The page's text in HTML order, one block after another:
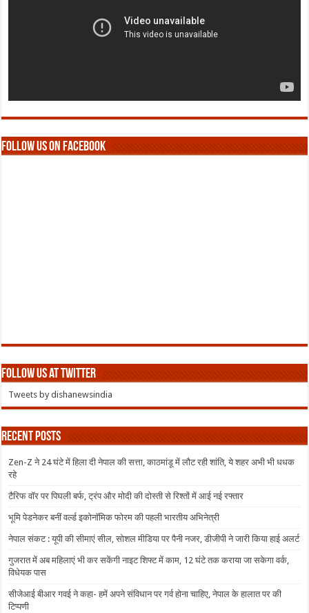
Follow us on Facebook
Follow us at Twitter
Tweets by dishanewsindia
Recent Posts
Zen-Z ने 24 घंटे में हिला दी नेपाल की सत्ता, काठमांडू में लौट रही शांति, ये शहर अभी भी धधक
रहे
टैरिफ वॉर पर पिघली बर्फ, ट्रंप और मोदी की दोस्ती से रिश्तों में आई नई रफ्तार
भूमि पेडनेकर बनीं वर्ल्ड इकोनॉमिक फोरम की पहली भारतीय अभिनेत्री
नेपाल संकट : यूपी की सीमाएं सील, सोशल मीडिया पर पैनी नजर, डीजीपी ने जारी किया हाई अलर्ट
गुजरात में अब महिलाएं भी कर सकेंगी नाइट शिफ्ट में काम, 12 घंटे तक कराया जा सकेगा वर्क,
विधेयक पास
सीजेआई बीआर गवई ने कहा- हमें अपने संविधान पर गर्व होना चाहिए, नेपाल के हालात पर की
टिप्पणी